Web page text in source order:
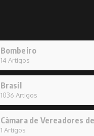
Bombeiro
14 Artigos
Brasil
1036 Artigos
Câmara de Vereadores
1 Artigos